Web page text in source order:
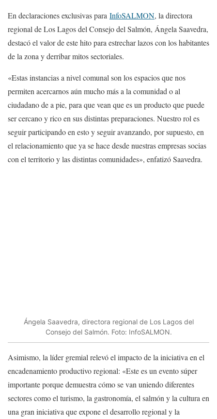
En declaraciones exclusivas para InfoSALMON, la directora
regional de Los Lagos del Consejo del Salmón, Ángela Saavedra,
destacó el valor de este hito para estrechar lazos con los habitantes
de la zona y derribar mitos sectoriales.
«Estas instancias a nivel comunal son los espacios que nos
permiten acercarnos aún mucho más a la comunidad o al
ciudadano de a pie, para que vean que es un producto que puede
ser cercano y rico en sus distintas preparaciones. Nuestro rol es
seguir participando en esto y seguir avanzando, por supuesto, en
el relacionamiento que ya se hace desde nuestras empresas socias
con el territorio y las distintas comunidades», enfatizó Saavedra.
Ángela Saavedra, directora regional de Los Lagos del
Consejo del Salmón. Foto: InfoSALMON.
Asimismo, la líder gremial relevó el impacto de la iniciativa en el
encadenamiento productivo regional: «Este es un evento súper
importante porque demuestra cómo se van uniendo diferentes
sectores como el turismo, la gastronomía, el salmón y la cultura en
una gran iniciativa que expone el desarrollo regional y la